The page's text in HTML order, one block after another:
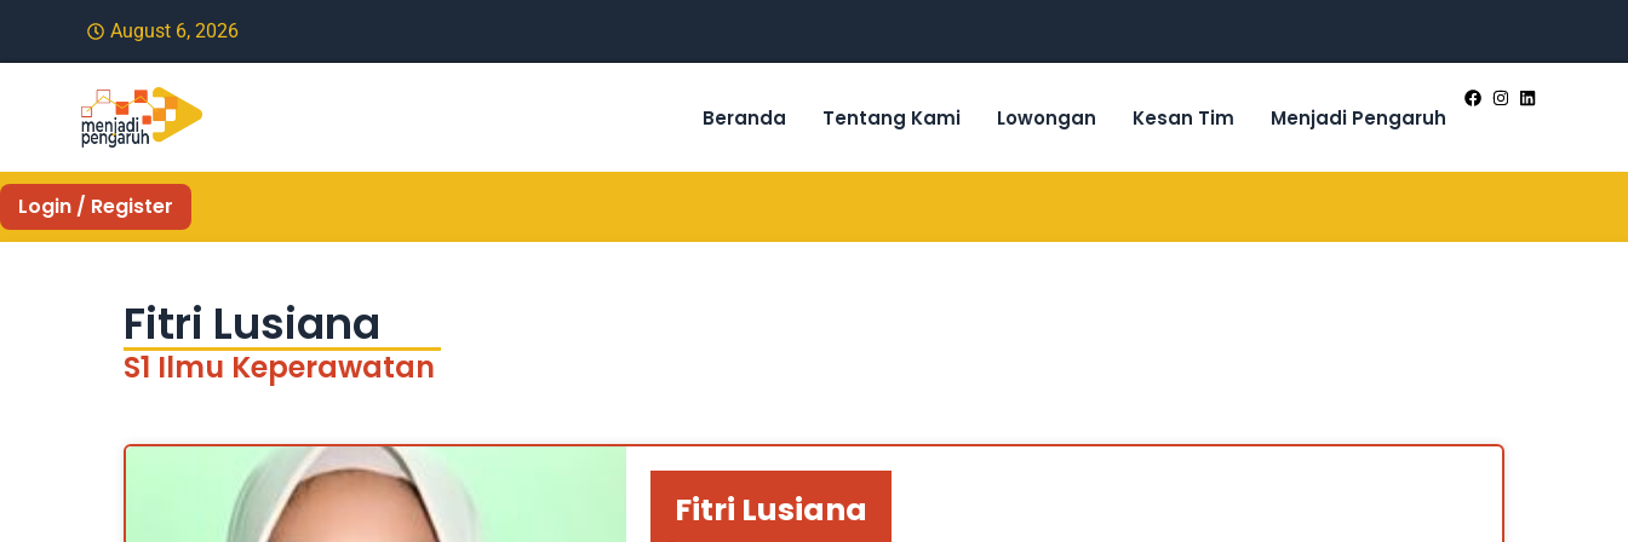
August 6, 2026
Beranda Tentang Kami Lowongan Kesan Tim Menjadi Pengaruh
Login / Register
Fitri Lusiana
S1 Ilmu Keperawatan
Fitri Lusiana